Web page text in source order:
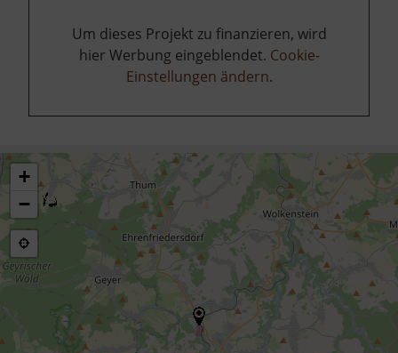
Um dieses Projekt zu finanzieren, wird
hier Werbung eingeblendet. Cookie-
Einstellungen ändern.
+
−